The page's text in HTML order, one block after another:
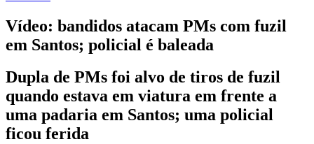
Vídeo: bandidos atacam PMs com fuzil
em Santos; policial é baleada
Dupla de PMs foi alvo de tiros de fuzil
quando estava em viatura em frente a
uma padaria em Santos; uma policial
ficou ferida